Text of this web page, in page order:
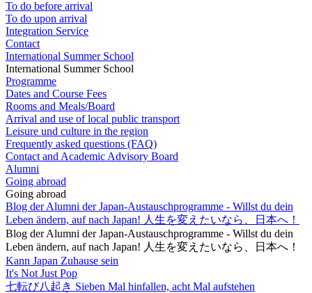
To do before arrival
To do upon arrival
Integration Service
Contact
International Summer School
International Summer School
Programme
Dates and Course Fees
Rooms and Meals/Board
Arrival and use of local public transport
Leisure und culture in the region
Frequently asked questions (FAQ)
Contact and Academic Advisory Board
Alumni
Going abroad
Going abroad
Blog der Alumni der Japan-Austauschprogramme - Willst du dein
Leben ändern, auf nach Japan! 人生を変えたいなら、日本へ！
Blog der Alumni der Japan-Austauschprogramme - Willst du dein
Leben ändern, auf nach Japan! 人生を変えたいなら、日本へ！
Kann Japan Zuhause sein
It's Not Just Pop
七転び八起き Sieben Mal hinfallen, acht Mal aufstehen